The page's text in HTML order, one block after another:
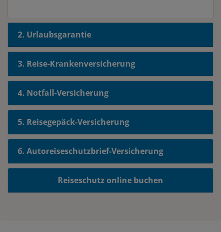
2. Urlaubsgarantie
3. Reise-Krankenversicherung
4. Notfall-Versicherung
5. Reisegepäck-Versicherung
6. Autoreiseschutzbrief-Versicherung
Reiseschutz online buchen